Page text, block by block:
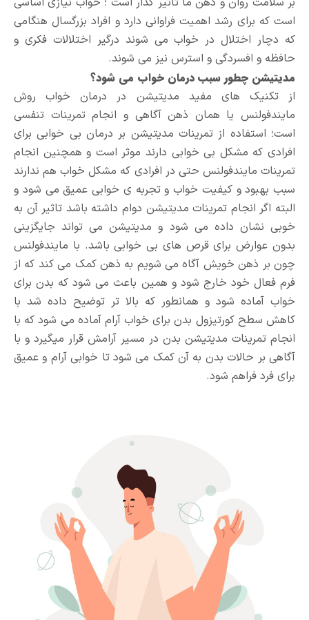
است که برای رشد اهمیت فراوانی دارد و افراد بزرگسال هنگامی
که دچار اختلال در خواب می شوند درگیر اختلالات فکری و
حافظه و افسردگی و استرس نیز می شوند.
مدیتیشن چطور سبب درمان خواب می شود؟
از تکنیک های مفید مدیتیشن در درمان خواب روش
مایندفولنس یا همان ذهن آگاهی و انجام تمرینات تنفسی
است؛ استفاده از تمرینات مدیتیشن بر درمان بی خوابی برای
افرادی که مشکل بی خوابی دارند موثر است و همچنین انجام
تمرینات مایندفولنس حتی در افرادی که مشکل خواب هم ندارند
سبب بهبود و کیفیت خواب و تجربه ی خوابی عمیق می شود و
البته اگر انجام تمرینات مدیتیشن دوام داشته باشد تاثیر آن به
خوبی نشان داده می شود و مدیتیشن می تواند جایگزینی
بدون عوارض برای قرص های بی خوابی باشد. با مایندفولنس
چون بر ذهن خویش آگاه می شویم به ذهن کمک می کند که از
فرم فعال خود خارج شود و همین باعث می شود که بدن برای
خواب آماده شود و همانطور که بالا تر توضیح داده شد با
کاهش سطح کورتیزول بدن برای خواب آرام آماده می شود که با
انجام تمرینات مدیتیشن بدن در مسیر آرامش قرار میگیرد و با
آگاهی بر حالات بدن به آن کمک می شود تا خوابی آرام و عمیق
برای فرد فراهم شود.